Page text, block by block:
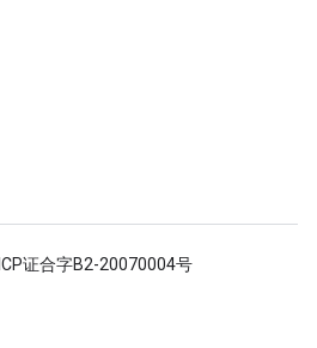
ICP证合字B2-20070004号